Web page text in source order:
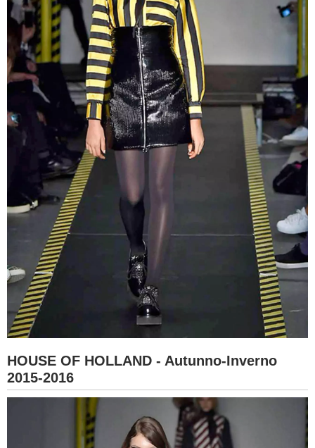
HOUSE OF HOLLAND - Autunno-Inverno
2015-2016